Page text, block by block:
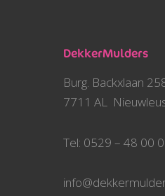
DekkerMulders
Burg. Backxlaan
7711 AL
Tel: 0529 – 48 00